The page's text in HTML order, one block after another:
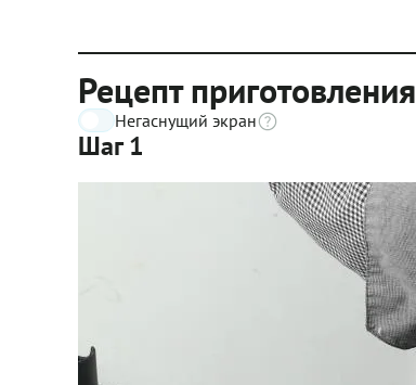
Рецепт приготовления
Негаснущий экран
Шаг 1